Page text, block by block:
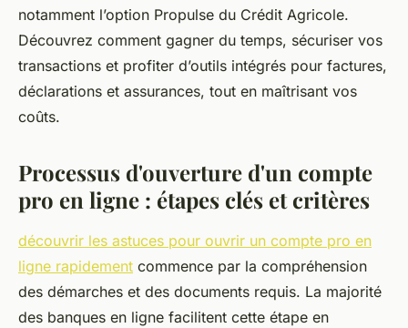
Wassim•10 août 2025•6 min de lecture
notamment l’option Propulse du Crédit Agricole.
Découvrez comment gagner du temps, sécuriser vos
transactions et profiter d’outils intégrés pour factures,
déclarations et assurances, tout en maîtrisant vos
coûts.
Processus d'ouverture d'un compte
pro en ligne : étapes clés et critères
découvrir les astuces pour ouvrir un compte pro en
ligne rapidement commence par la compréhension
des démarches et des documents requis. La majorité
des banques en ligne facilitent cette étape en